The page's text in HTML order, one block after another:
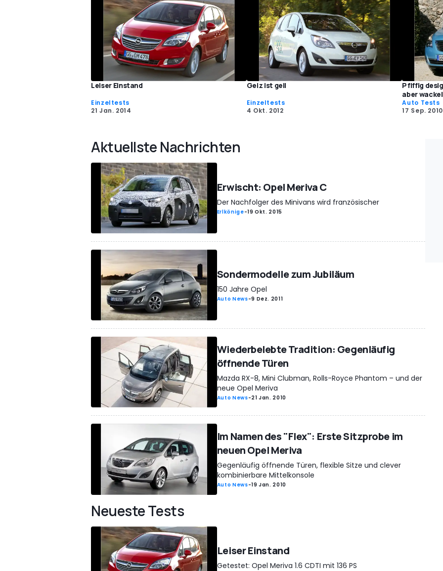
Leiser Einstand
Einzeltests
21 Jan. 2014
Geiz ist geil
Einzeltests
4 Okt. 2012
Pfiffig
aber
Auto Tests
17 Sep. 2010
Aktuellste Nachrichten
Erwischt: Opel Meriva C
Der Nachfolger des Minivans wird französischer
Erlkönige-19 Okt. 2015
Sondermodelle zum Jubiläum
150 Jahre Opel
Auto News-9 Dez. 2011
Wiederbelebte Tradition: Gegenläufig
öffnende Türen
Mazda RX-8, Mini Clubman, Rolls-Royce Phantom – und der
neue Opel Meriva
Auto News-21 Jan. 2010
Im Namen des "Flex": Erste Sitzprobe im
neuen Opel Meriva
Gegenläufig öffnende Türen, flexible Sitze und clever
kombinierbare Mittelkonsole
Auto News-19 Jan. 2010
Neueste Tests
Leiser Einstand
Getestet: Opel Meriva 1.6 CDTI mit 136 PS